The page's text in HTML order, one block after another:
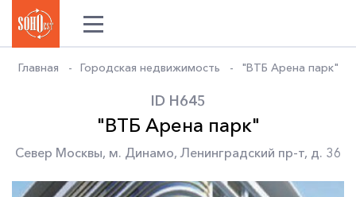
Главная Городская недвижимость "ВТБ Арена парк"
ID H645
"ВТБ Арена парк"
Север Москвы, м. Динамо,Ленинградский пр-т, д. 36